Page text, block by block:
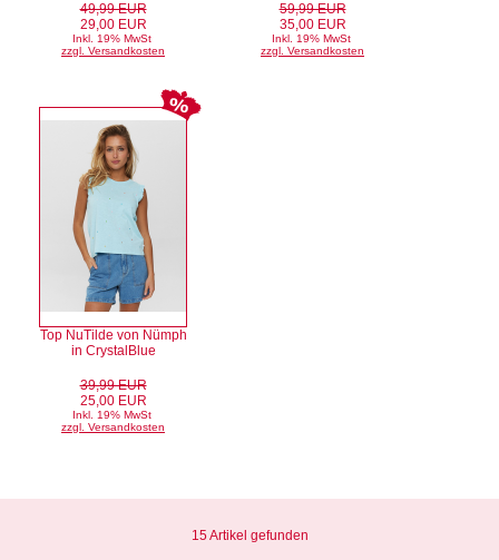
49,99 EUR
29,00 EUR
Inkl. 19% MwSt
zzgl. Versandkosten
59,99 EUR
35,00 EUR
Inkl. 19% MwSt
zzgl. Versandkosten
Top NuTilde von Nümph
in CrystalBlue
39,99 EUR
25,00 EUR
Inkl. 19% MwSt
zzgl. Versandkosten
15 Artikel gefunden